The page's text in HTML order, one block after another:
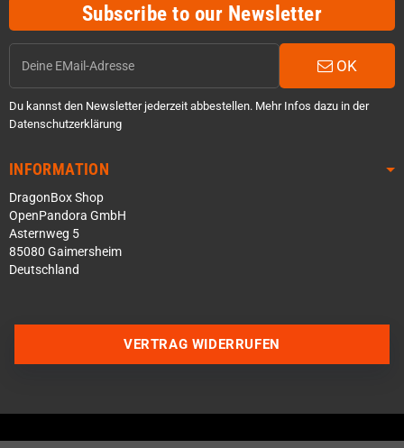
Subscribe to our Newsletter
OK
Du kannst den Newsletter jederzeit abbestellen. Mehr Infos dazu in der
Datenschutzerklärung
INFORMATION
DragonBox Shop
OpenPandora GmbH
Asternweg 5
85080 Gaimersheim
Deutschland
Über WhatsApp schreiben
VERTRAG WIDERRUFEN